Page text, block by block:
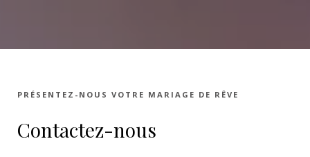
PRÉSENTEZ-NOUS VOTRE MARIAGE DE RÊVE
Contactez-nous